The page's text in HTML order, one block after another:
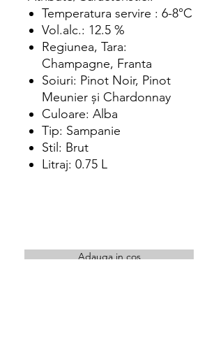
Temperatura servire : 6-8°C
Vol.alc.: 12.5 %
Regiunea, Tara:
Champagne, Franta
Soiuri: Pinot Noir, Pinot
Meunier şi Chardonnay
Culoare: Alba
Tip: Sampanie
Stil: Brut
Litraj: 0.75 L
Adauga in cos